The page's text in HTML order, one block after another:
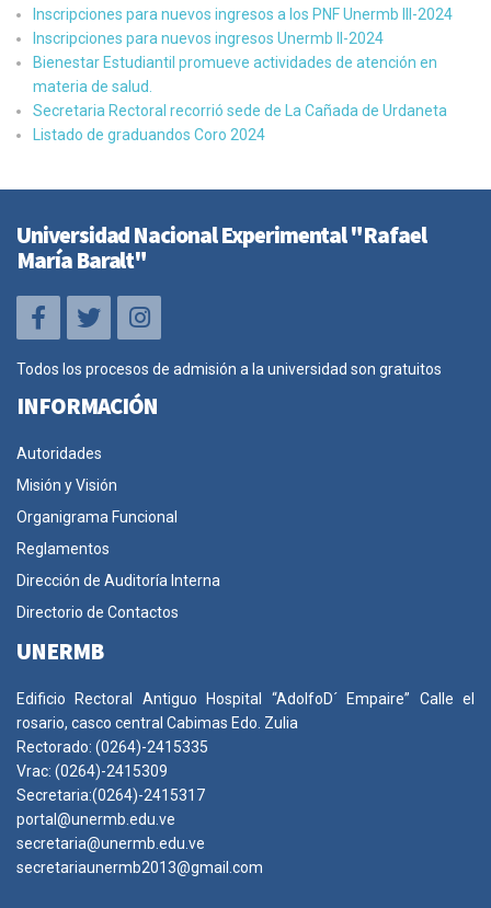
Inscripciones para nuevos ingresos a los PNF Unermb III-2024
Inscripciones para nuevos ingresos Unermb II-2024
Bienestar Estudiantil promueve actividades de atención en
materia de salud.
Secretaria Rectoral recorrió sede de La Cañada de Urdaneta
Listado de graduandos Coro 2024
Universidad Nacional Experimental "Rafael
María Baralt"
Todos los procesos de admisión a la universidad son gratuitos
INFORMACIÓN
Autoridades
Misión y Visión
Organigrama Funcional
Reglamentos
Dirección de Auditoría Interna
Directorio de Contactos
UNERMB
Edificio Rectoral Antiguo Hospital “AdolfoD´ Empaire” Calle el
rosario, casco central Cabimas Edo. Zulia
Rectorado: (0264)-2415335
Vrac: (0264)-2415309
Secretaria:(0264)-2415317
portal@unermb.edu.ve
secretaria@unermb.edu.ve
secretariaunermb2013@gmail.com